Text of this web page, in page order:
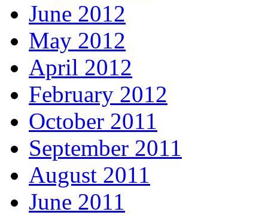
June 2012
May 2012
April 2012
February 2012
October 2011
September 2011
August 2011
June 2011